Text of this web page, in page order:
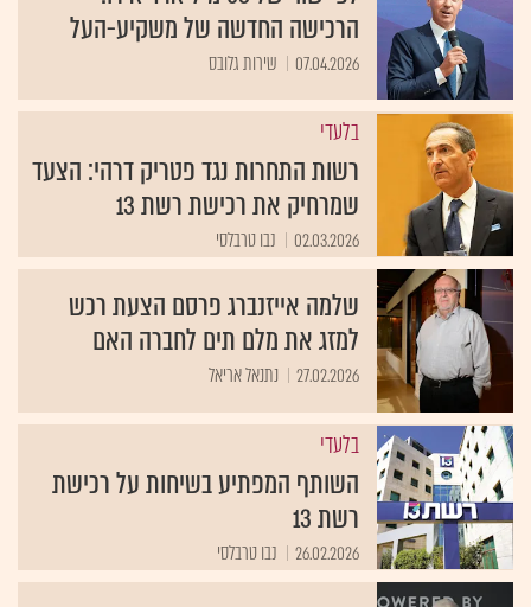
הרכישה החדשה של משקיע-העל
07.04.2026 שירות גלובס
בלעדי
רשות התחרות נגד פטריק דרהי: הצעד
שמרחיק את רכישת רשת 13
02.03.2026 נבו טרבלסי
שלמה אייזנברג פרסם הצעת רכש
למזג את מלם תים לחברה האם
27.02.2026 נתנאל אריאל
בלעדי
השותף המפתיע בשיחות על רכישת
רשת 13
26.02.2026 נבו טרבלסי